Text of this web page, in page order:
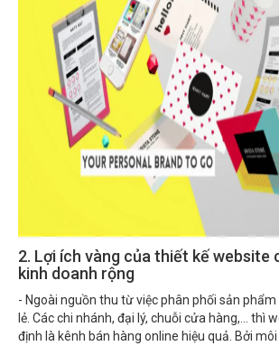
2. Lợi ích vàng của thiết kế website
kinh doanh rộng
- Ngoài nguồn thu từ việc phân phối sản
lẻ. Các chi nhánh, đại lý, chuỗi cửa hàng,… thì
định là kênh bán hàng online hiệu quả. Bởi